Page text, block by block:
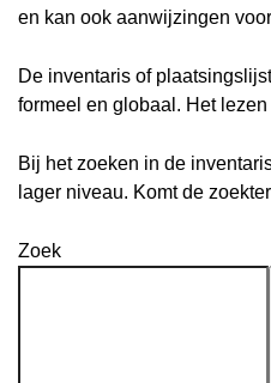
en kan ook aanwijzingen
De inventaris of
formeel en globaal. Het
Bij het zoeken in de
lager niveau. Komt de
Zoek